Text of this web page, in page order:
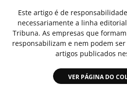
Este artigo é de
necessariamente a linha
Tribuna. As empresas que
responsabilizam e nem podem
artigos publicados
VER PÁGINA DO